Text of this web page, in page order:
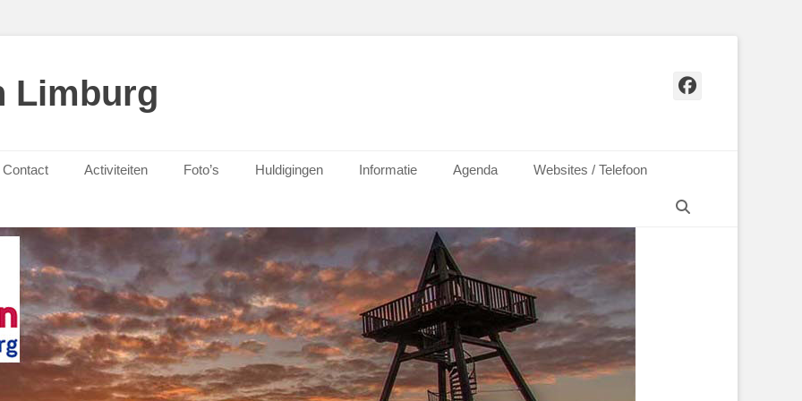
Limburg Facebook
Contact Activiteiten Foto’s Huldigingen Informatie Agenda
Websites / Telefoon